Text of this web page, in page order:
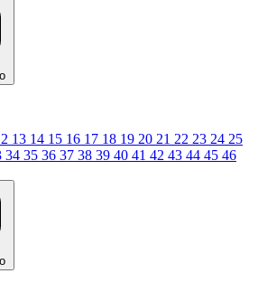
13 14 15 16 17 18 19 20 21 22 23 24 25
34 35 36 37 38 39 40 41 42 43 44 45 46